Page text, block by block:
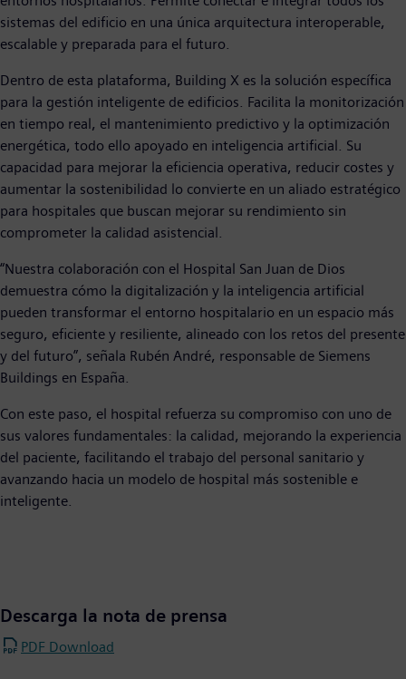
sistemas del edificio en una única arquitectura interoperable,
escalable y preparada para el futuro.
Dentro de esta plataforma, Building X es la solución específica
para la gestión inteligente de edificios. Facilita la monitorización
en tiempo real, el mantenimiento predictivo y la optimización
energética, todo ello apoyado en inteligencia artificial. Su
capacidad para mejorar la eficiencia operativa, reducir costes y
aumentar la sostenibilidad lo convierte en un aliado estratégico
para hospitales que buscan mejorar su rendimiento sin
comprometer la calidad asistencial.
“Nuestra colaboración con el Hospital San Juan de Dios
demuestra cómo la digitalización y la inteligencia artificial
pueden transformar el entorno hospitalario en un espacio más
seguro, eficiente y resiliente, alineado con los retos del presente
y del futuro”, señala Rubén André, responsable de Siemens
Buildings en España.
Con este paso, el hospital refuerza su compromiso con uno de
sus valores fundamentales: la calidad, mejorando la experiencia
del paciente, facilitando el trabajo del personal sanitario y
avanzando hacia un modelo de hospital más sostenible e
inteligente.
Descarga la nota de prensa
PDF Download